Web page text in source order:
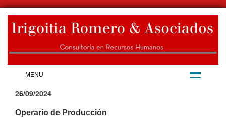
MENU
26/09/2024
Operario de Producción